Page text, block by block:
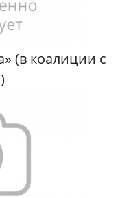
(в коалиции с